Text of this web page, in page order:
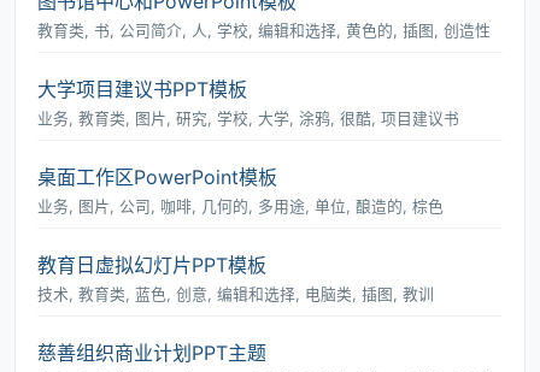
教育类, 书, 公司简介, 人, 学校, 编辑和选择, 黄色的, 插图, 创造性
大学项目建议书PPT模板
业务, 教育类, 图片, 研究, 学校, 大学, 涂鸦, 很酷, 项目建议书
桌面工作区PowerPoint模板
业务, 图片, 公司, 咖啡, 几何的, 多用途, 单位, 酿造的, 棕色
教育日虚拟幻灯片PPT模板
技术, 教育类, 蓝色, 创意, 编辑和选择, 电脑类, 插图, 教训
慈善组织商业计划PPT主题